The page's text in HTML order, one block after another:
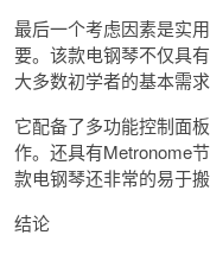
最后一个考虑因素是实
要。该款电钢琴不仅具
大多数初学者的基本需求
它配备了多功能控制面
作。还具有Metronome
款电钢琴还非常的易于
结论